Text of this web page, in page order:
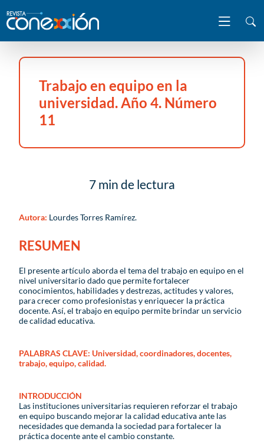
Trabajo en equipo en la
universidad. Año 4. Número
11
7 min de lectura
Autora: Lourdes Torres Ramírez.
RESUMEN
El presente artículo aborda el tema del trabajo en equipo en el
nivel universitario dado que permite fortalecer
conocimientos, habilidades y destrezas, actitudes y valores,
para crecer como profesionistas y enriquecer la práctica
docente. Así, el trabajo en equipo permite brindar un servicio
de calidad educativa.
PALABRAS CLAVE: Universidad, coordinadores, docentes,
trabajo, equipo, calidad.
INTRODUCCIÓN
Las instituciones universitarias requieren reforzar el trabajo
en equipo buscando mejorar la calidad educativa ante las
necesidades que demanda la sociedad para fortalecer la
práctica docente ante el cambio constante.